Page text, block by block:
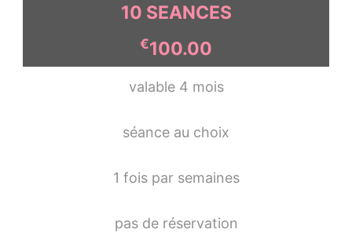
10 SEANCES
€100.00
valable 4 mois
séance au choix
1 fois par semaines
pas de réservation